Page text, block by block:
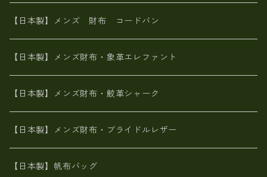
メタリック
革友禅染め
ポーテッド
メタリック
革友禅染め
山羊革
火山灰染め
名刺入れ・キーケース、他
象革エレファント【日本製】メンズ 財布
鮫革シャーク【日本製】メンズ 財布
ブライドルレザー【日本製】メンズ 財布
MAISON de HIROAN 【日本製】メンズ 財布
栃木レザー 【日本製】メンズ 財布
【日本製】メンズ 財布 コードバン
【日本製】メンズ財布・象革エレファント
【日本製】メンズ財布・鮫革シャーク
【日本製】メンズ財布・ブライドルレザー
【日本製】帆布バッグ